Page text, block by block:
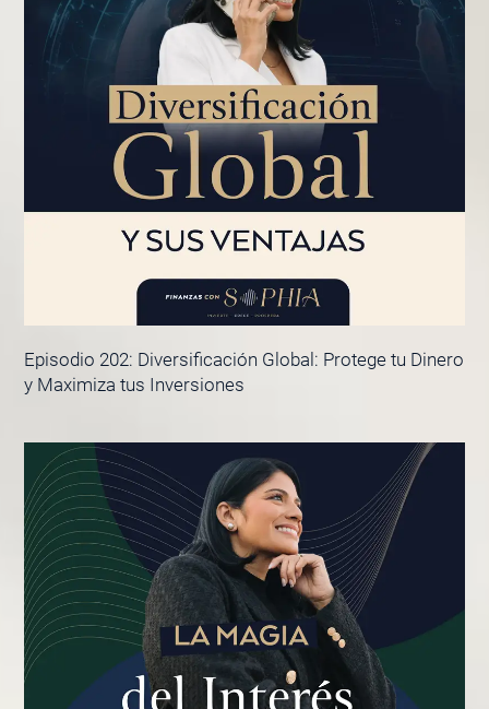
Episodio 202: Diversificación Global: Protege tu Dinero
y Maximiza tus Inversiones